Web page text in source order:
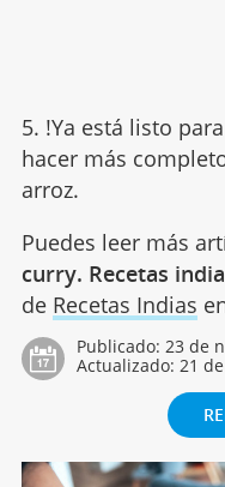
5. !Ya está listo
hacer más
arroz.
Puedes leer más
curry. Recetas
de Recetas Indias
Publicado: 23 de
Actualizado: 21